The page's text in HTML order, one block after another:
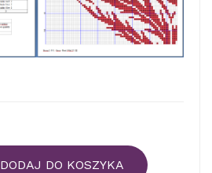
DODAJ DO KOSZYKA